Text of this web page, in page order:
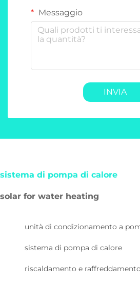
Messaggio
INVIA
sistema di pompa di calore
solar for water heating
unità di condizionamento a
sistema di pompa di calore
riscaldamento e